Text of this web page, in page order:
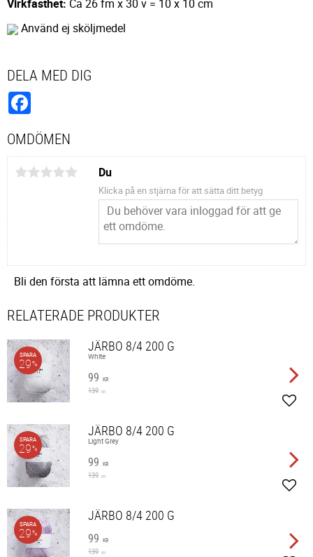
Virkfasthet: Ca 26 fm x 30 v = 10 x 10 cm
Använd ej sköljmedel
DELA MED DIG
OMDÖMEN
Du
Klicka på en stjärna för att sätta ditt betyg
Bli den första att lämna ett omdöme.
RELATERADE PRODUKTER
JÄRBO 8/4 200 G
White
99 KR
139 KR
SPARA
29%
JÄRBO 8/4 200 G
Light Grey
99 KR
139 KR
SPARA
29%
JÄRBO 8/4 200 G
99 KR
139 KR
SPARA
29%